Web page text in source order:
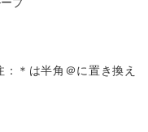
＊は半角＠に置き換え